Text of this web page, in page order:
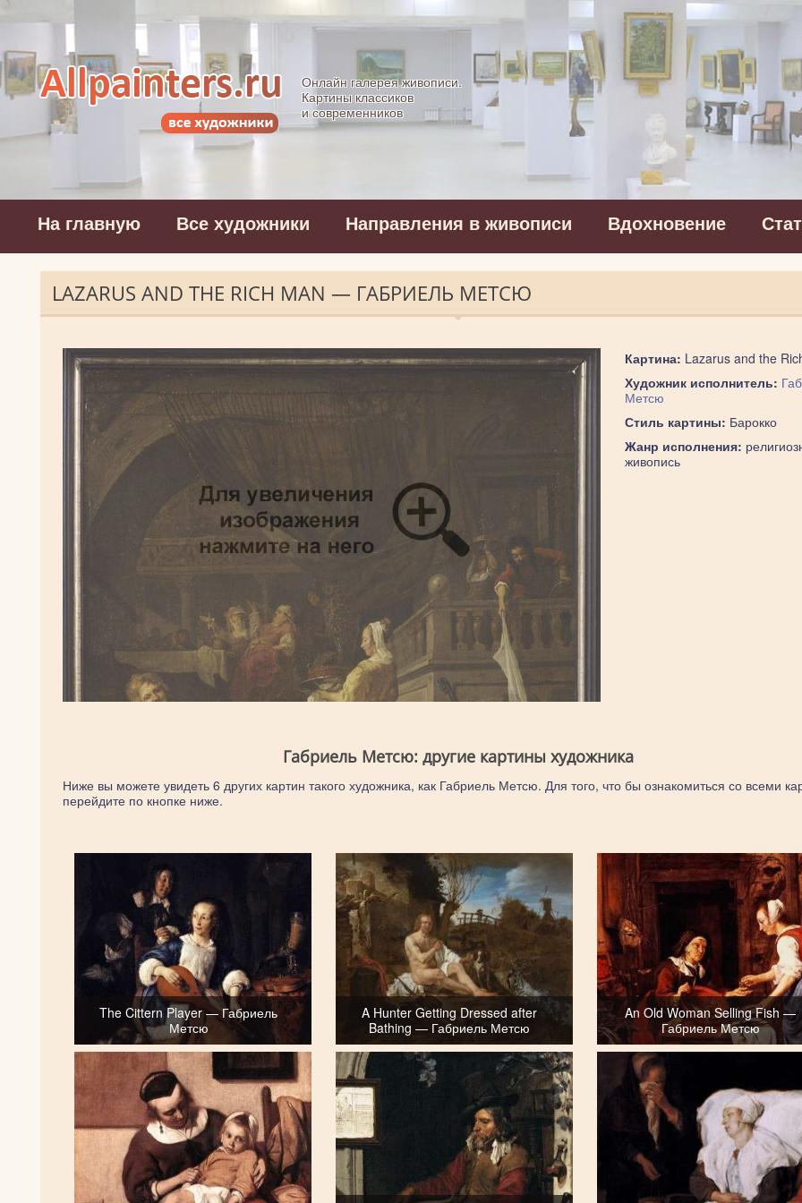
Allpainters.ru - картинная галерея
Онлайн галерея живописи.
Картины классиков
и современников
На главную Все художники Направления в живописи Вдохновение
LAZARUS AND THE RICH MAN — ГАБРИЕЛЬ МЕТСЮ
Картина: Lazarus and the
Художник исполнитель:
Метсю
Стиль картины: Барокко
Жанр исполнения:
живопись
Габриель Метсю: другие картины художника
Ниже вы можете увидеть 6 других картин такого художника, как Габриель Метсю. Для того, что бы ознакомиться со всеми
перейдите по кнопке ниже.
The Cittern Player — Габриель
Метсю
A Hunter Getting Dressed after
Bathing — Габриель Метсю
An Old Woman Selling Fish —
Габриель Метсю